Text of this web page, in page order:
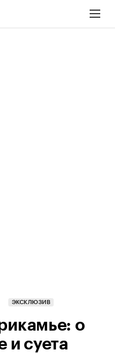
ЭКСКЛЮЗИВ
о
и суета